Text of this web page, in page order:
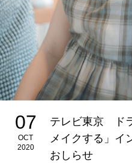
07
OCT
2020
テレビ東京 ド
メイクする」イ
おしらせ